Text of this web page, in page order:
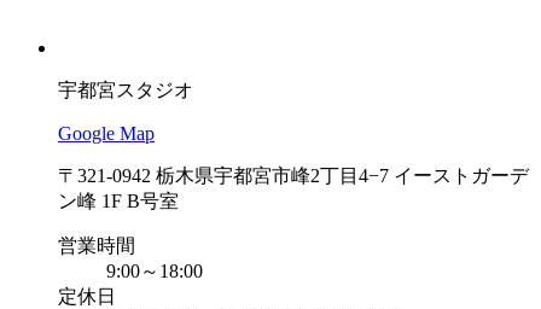
宇都宮スタジオ
Google Map
〒321-0942 栃木県宇都宮市峰2丁目4−7 イーストガーデ
ン峰 1F B号室
営業時間
9:00～18:00
定休日